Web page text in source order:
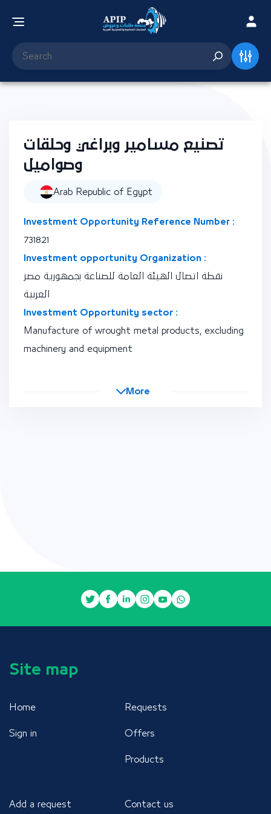
تصنيع مسامير وبراغي وحلقات
وصواميل
Arab Republic of Egypt
Investment Opportunity Reference Number :
731821
Investment opportunity Organization :
نقطة اتصال الهيئة العامة للصناعة بجمهورية مصر
العربية
Investment Opportunity sector :
Manufacture of wrought metal products, excluding
machinery and equipment
More
Site map
Home
Sign in
Requests
Offers
Products
Add a request Contact us